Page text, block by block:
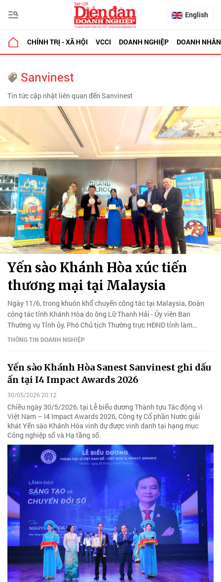
English
CHÍNH TRỊ - XÃ HỘI VCCI DOANH NGHIỆP DOANH NHÂN
Sanvinest
Tin tức cập nhật liên quan đến Sanvinest
Yến sào Khánh Hòa xúc tiến
thương mại tại Malaysia
Ngày 11/6, trong khuôn khổ chuyến công tác tại Malaysia, Đoàn
công tác tỉnh Khánh Hòa do ông Lữ Thanh Hải - Ủy viên Ban
Thường vụ Tỉnh ủy, Phó Chủ tịch Thường trực HĐND tỉnh làm
Trưởng đoàn đã đến thăm và làm việc với Cục Xúc tiến Du lịch
THÔNG TIN DOANH NGHIỆP
Yến sào Khánh Hòa Sanest Sanvinest ghi dấu
ấn tại I4 Impact Awards 2026
30/05/2026 20:12
Chiều ngày 30/5/2026, tại Lễ biểu dương Thành tựu Tác động vì
Việt Nam – I4 Impact Awards 2026, Công ty Cổ phần Nước giải
khát Yến sào Khánh Hòa vinh dự được vinh danh tại hạng mục
Công nghiệp số và Hạ tầng số.